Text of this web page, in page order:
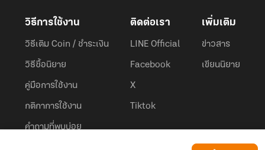
วิธีการใช้งาน
วิธีเติม Coin / ชำระเงิน
วิธีซื้อนิยาย
คู่มือการใช้งาน
กติกาการใช้งาน
คำถามที่พบบ่อย
ติดต่อเรา
LINE Official
Facebook
X
Tiktok
เพิ่มเติม
ข่าวสาร
เขียนนิยาย